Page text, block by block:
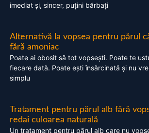
imediat și, sincer, puțini bărbați
Alternativă la vopsea pentru părul
fără amoniac
Poate ai obosit să tot vopsești. Poate te
fiecare dată. Poate ești însărcinată și nu
simplu
Tratament pentru părul alb fără
redai culoarea naturală
Un tratament pentru părul alb care nu